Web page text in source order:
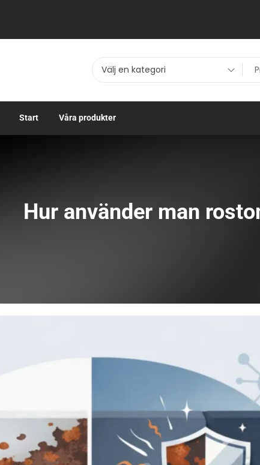
Välj en kategori
Start Våra produkter
Hur använder man